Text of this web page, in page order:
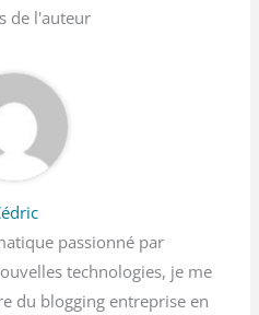
de l'auteur
passionné par
technologies, je me
du blogging entreprise en